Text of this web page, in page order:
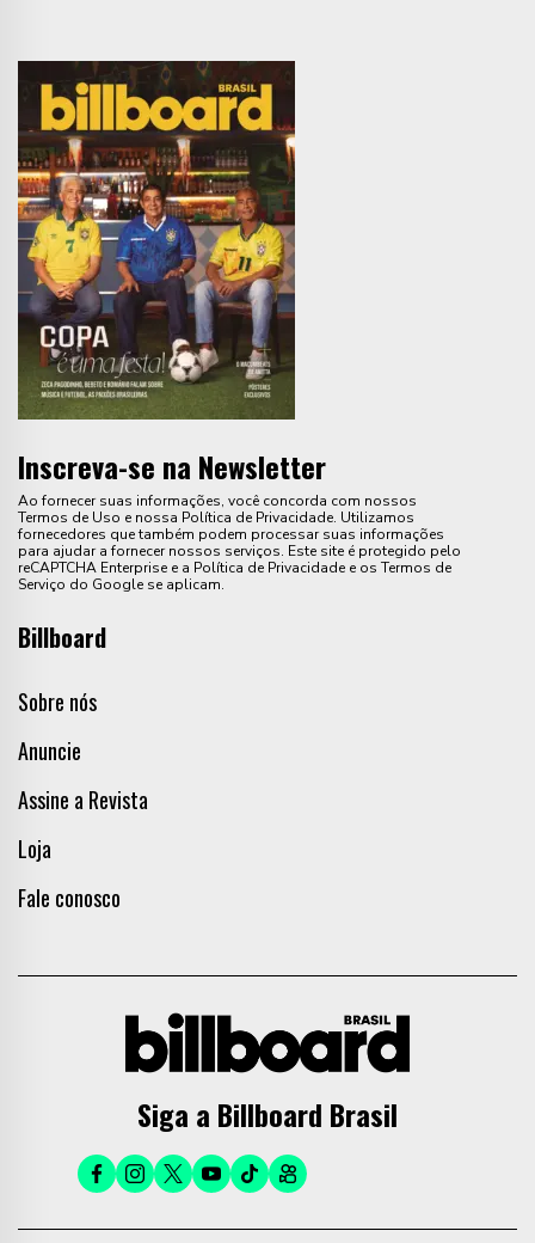
Inscreva-se na Newsletter
Ao fornecer suas informações, você concorda com nossos
Termos de Uso e nossa Política de Privacidade. Utilizamos
fornecedores que também podem processar suas informações
para ajudar a fornecer nossos serviços. Este site é protegido pelo
reCAPTCHA Enterprise e a Política de Privacidade e os Termos de
Serviço do Google se aplicam.
Billboard
Sobre nós
Anuncie
Assine a Revista
Loja
Fale conosco
Siga a Billboard Brasil